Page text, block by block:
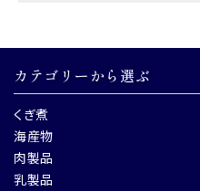
カテゴリーから選ぶ
くぎ煮
海産物
肉製品
乳製品